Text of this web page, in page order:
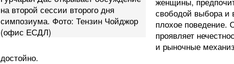
на второй сессии второго дня
симпозиума. Фото: Тензин Чойджор
(офис ЕСДЛ)
свободой выбора и
плохое поведение.
проявляет
и рыночные
достойно.